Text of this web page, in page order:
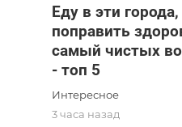
Еду в эти
поправить
самый чистых
- топ 5
Интересное
3 часа назад